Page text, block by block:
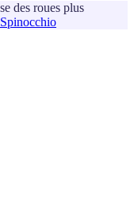
des roues plus